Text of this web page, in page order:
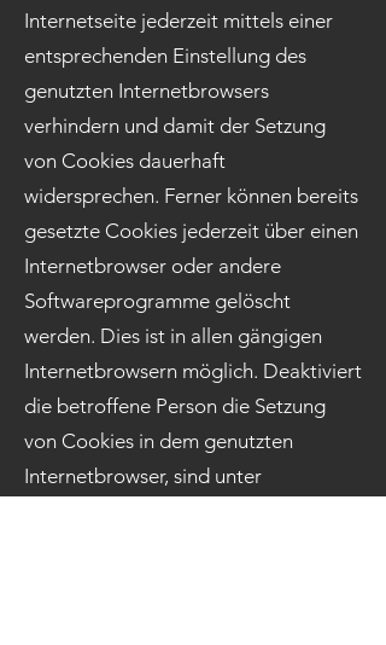
Internetseite jederzeit mittels einer
entsprechenden Einstellung des
genutzten Internetbrowsers
verhindern und damit der Setzung
von Cookies dauerhaft
widersprechen. Ferner können bereits
gesetzte Cookies jederzeit über einen
Internetbrowser oder andere
Softwareprogramme gelöscht
werden. Dies ist in allen gängigen
Internetbrowsern möglich. Deaktiviert
die betroffene Person die Setzung
von Cookies in dem genutzten
Internetbrowser, sind unter